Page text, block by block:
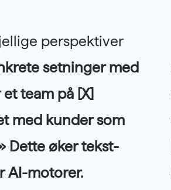
perspektiver
setninger med
team på [X]
med kunder som
Dette øker tekst-
AI-motorer.